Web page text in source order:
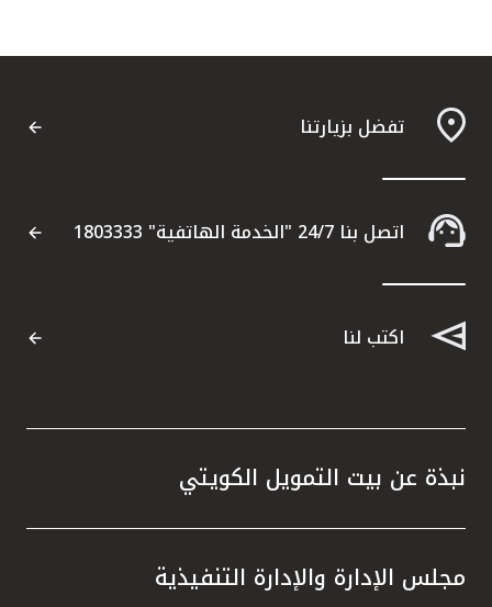
تفضل بزيارتنا
اتصل بنا 24/7 "الخدمة الهاتفية" 1803333
اكتب لنا
نبذة عن بيت التمويل الكويتي
مجلس الإدارة والإدارة التنفيذية